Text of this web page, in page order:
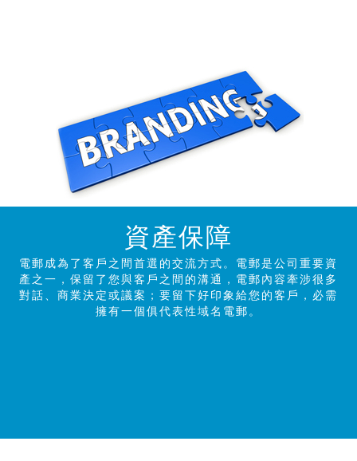
資產保障
電郵成為了客戶之間首選的交流方式。電郵是公司重要資
產之一，保留了您與客戶之間的溝通，電郵內容牽涉很多
對話、商業決定或議案；要留下好印象給您的客戶，必需
擁有一個俱代表性域名電郵。